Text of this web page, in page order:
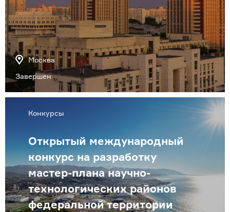
Москва
Завершен
Конкурсы
Открытый международный
конкурс на разработку
мастер-плана научно-
технологических районов
федеральной территории